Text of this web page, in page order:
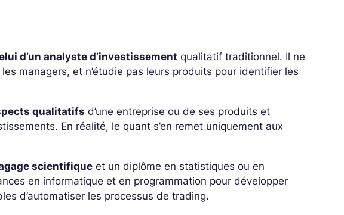
d’un analyste d’investissement qualitatif traditionnel. Il ne
managers, et n’étudie pas leurs produits pour identifier les
qualitatifs d’une entreprise ou de ses produits et
En réalité, le quant s’en remet uniquement aux
scientifique et un diplôme en statistiques ou en
en informatique et en programmation pour développer
d’automatiser les processus de trading.